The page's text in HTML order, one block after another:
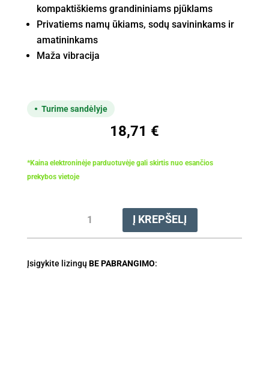
kompaktiškiems grandininiams pjūklams
Privatiems namų ūkiams, sodų savininkams ir
amatininkams
Maža vibracija
Turime sandėlyje
18,71 €
*Kaina elektroninėje parduotuvėje gali skirtis nuo esančios
prekybos vietoje
kiekis:
Grandinė
(57
Į KREPŠELĮ
Įsigykite lizingų BE PABRANGIMO: